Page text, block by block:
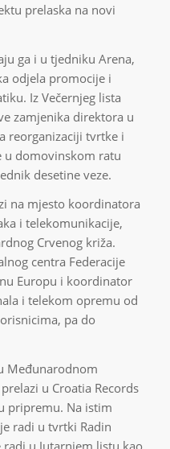
prelaska na novi
ga i u tjedniku Arena,
odjela promocije i
Iz Večernjeg lista
zamjenika direktora u
reorganizaciji tvrtke i
u domovinskom ratu
desetine veze.
na mjesto koordinatora
i telekomunikacije,
Crvenog križa.
centra Federacije
Europu i koordinator
i telekom opremu od
pa do
Međunarodnom
u Croatia Records
pripremu. Na istim
radi u tvrtki Radin